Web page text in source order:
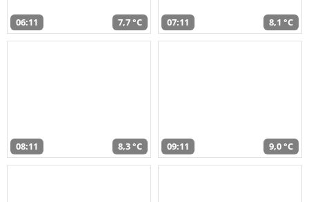
06:11 7,7 °C 07:11 8,1 °C
08:11 8,3 °C 09:11 9,0 °C